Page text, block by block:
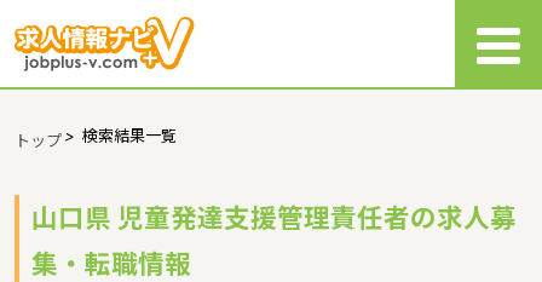
トップ> 検索結果一覧
山口県 児童発達支援管理責任者の求人募
集・転職情報